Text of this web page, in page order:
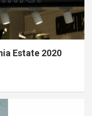
Estate 2020